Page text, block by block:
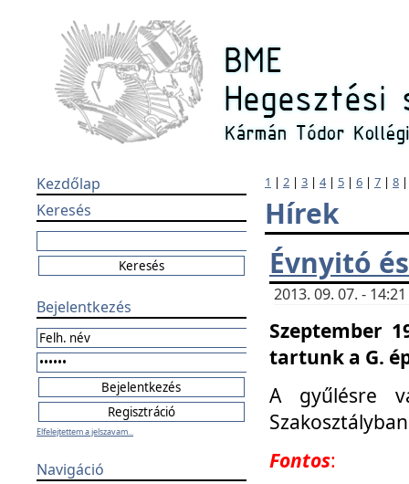
Kezdőlap
Keresés
Bejelentkezés
Elfelejtettem a jelszavam...
Navigáció
1 | 2 | 3 | 4| 5 | 6 | 7 | 8
Hírek
Évnyitó
2013. 09. 07. -
Szeptember
tartunk a G.
A gyűlésre
Fontos: